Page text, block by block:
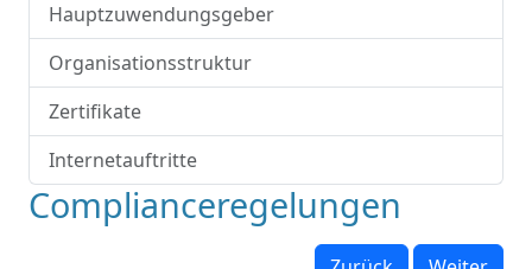
Hauptzuwendungsgeber
Organisationsstruktur
Zertifikate
Internetauftritte
Complianceregelungen